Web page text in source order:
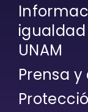
UNAM
Prensa